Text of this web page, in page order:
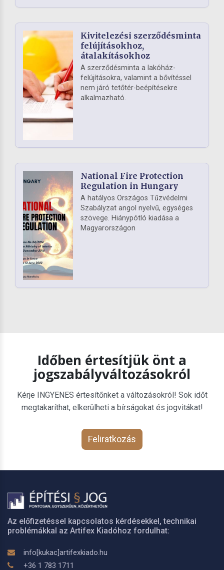
Kivitelezési szerződésminta
felújításokhoz,
átalakításokhoz
A szerződésminta a lakóház-
felújításokra, valamint a bővítéssel
nem járó tetőtér-beépítésekre
alkalmazható.
National Fire Protection
Regulation in Hungary
A hatályos Országos Tűzvédelmi
Szabályzat angol nyelvű, egységes
szövege. Hiánypótló kiadása a
Magyarországon
Időben értesítjük önt a
jogszabályváltozásokról
Kérje INGYENES értesítőnket a változásokról! Sok időt
megtakaríthat, elkerülheti a bírságokat és jogvitákat!
Feliratkozás
Az előfizetéssel kapcsolatos kérdésekkel, technikai
problémákkal az Artifex Kiadóhoz fordulhat:
info[kukac]artifexkiado.hu
+36 1 783 1711